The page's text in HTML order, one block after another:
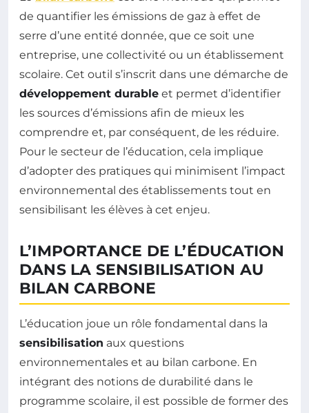
de quantifier les émissions de gaz à effet de
serre d’une entité donnée, que ce soit une
entreprise, une collectivité ou un établissement
scolaire. Cet outil s’inscrit dans une démarche de
développement durable et permet d’identifier
les sources d’émissions afin de mieux les
comprendre et, par conséquent, de les réduire.
Pour le secteur de l’éducation, cela implique
d’adopter des pratiques qui minimisent l’impact
environnemental des établissements tout en
sensibilisant les élèves à cet enjeu.
L’IMPORTANCE DE L’ÉDUCATION
DANS LA SENSIBILISATION AU
BILAN CARBONE
L’éducation joue un rôle fondamental dans la
sensibilisation aux questions
environnementales et au bilan carbone. En
intégrant des notions de durabilité dans le
programme scolaire, il est possible de former des